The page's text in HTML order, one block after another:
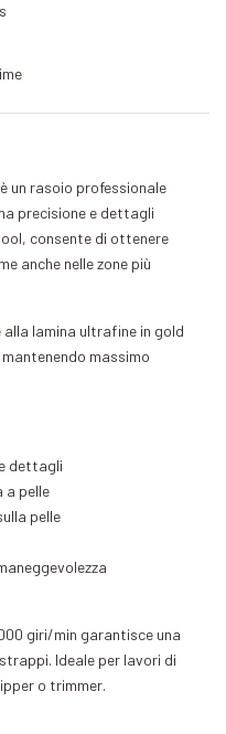
un rasoio professionale
precisione e dettagli
consente di ottenere
anche nelle zone più
lamina ultrafine in gold
massimo
dettagli
a pelle
pelle
giri/min garantisce una
Ideale per lavori di
o trimmer.